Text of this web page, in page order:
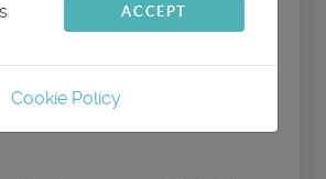
p1
ACCEPT
Cookie Policy